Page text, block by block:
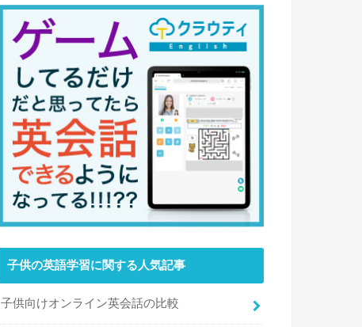
子供の英語学習に関する人気記事
子供向けオンライン英会話の比較